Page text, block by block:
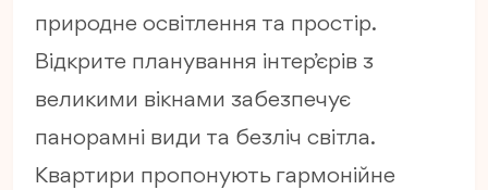
природне освітлення та простір.
Відкрите планування інтер’єрів з
великими вікнами забезпечує
панорамні види та безліч світла.
Квартири пропонують гармонійне